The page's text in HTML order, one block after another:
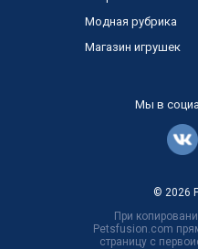
При
Petsfusion.com
страницу с
Модная рубрика
Магазин игрушек
Мы в
© 2026